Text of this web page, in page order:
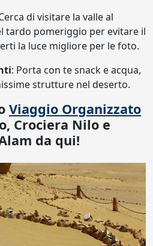
di visitare la valle al
tardo pomeriggio per evitare il
la luce migliore per le foto.
: Porta con te snack e acqua,
strutture nel deserto.
Viaggio Organizzato
Crociera Nilo e
da qui!